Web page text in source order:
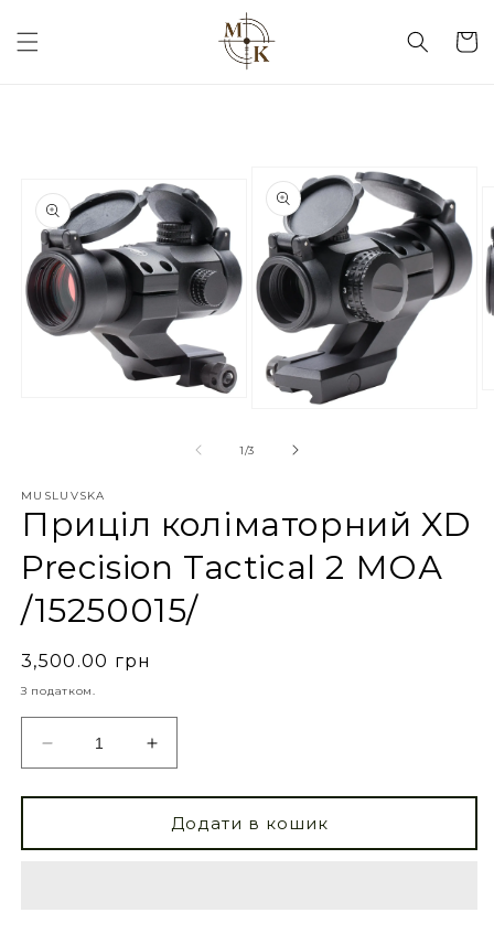
кошик
1/3
MUSLUVSKA
Приціл коліматорний XD
Precision Tactical 2 МОА
/15250015/
3,500.00 грн
З податком.
Додати в кошик